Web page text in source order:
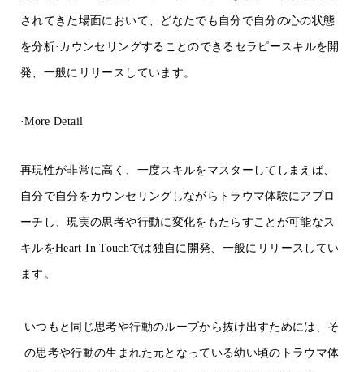
されてきた場面において、どなたでも自分で自分の心の状態
を分析·カウンセリングすることのできるセラピースキルを開
発、一般にリリースしています。
·More Detail
再現性が非常に高く、一度スキルをマスターしてしまえば、
自分で自分をカウンセリングしながらトラウマ体験にアプロ
ーチし、現実の思考や行動に変化をもたらすことが可能なス
キルをHeart In Touchでは独自に開発、一般にリリースしてい
ます。
いつもと同じ思考や行動のループから抜け出すためには、そ
の思考や行動の生まれた元となっている幼い頃のトラウマ体